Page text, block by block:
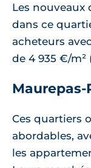
Les
dans ce
acheteurs
de 4 935 €/
Ces quartiers
abordables,
les